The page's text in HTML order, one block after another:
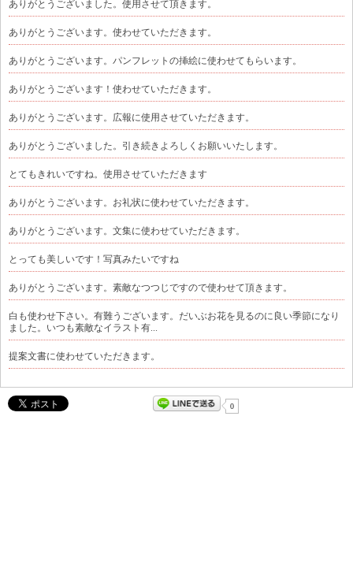
ありがとうございました。使用させて頂きます。
ありがとうございます。使わせていただきます。
ありがとうございます。パンフレットの挿絵に使わせてもらいます。
ありがとうございます！使わせていただきます。
ありがとうございます。広報に使用させていただきます。
ありがとうございました。引き続きよろしくお願いいたします。
とてもきれいですね。使用させていただきます
ありがとうございます。お礼状に使わせていただきます。
ありがとうございます。文集に使わせていただきます。
とっても美しいです！写真みたいですね
ありがとうございます。素敵なつつじですので使わせて頂きます。
白も使わせ下さい。有難うございます。だいぶお花を見るのに良い季節になり
ました。いつも素敵なイラスト有...
提案文書に使わせていただきます。
0